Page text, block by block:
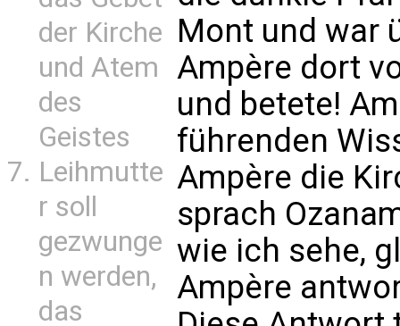
der Kirche
und Atem
des
Geistes
Leihmutte
r soll
gezwunge
n werden,
das
Mont und war
Ampère dort
und betete!
führenden
Ampère die
sprach
wie ich sehe,
Ampère